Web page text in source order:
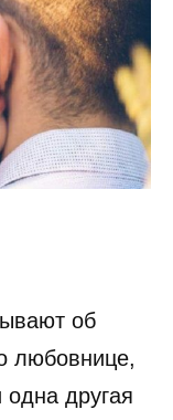
об
любовнице,
другая